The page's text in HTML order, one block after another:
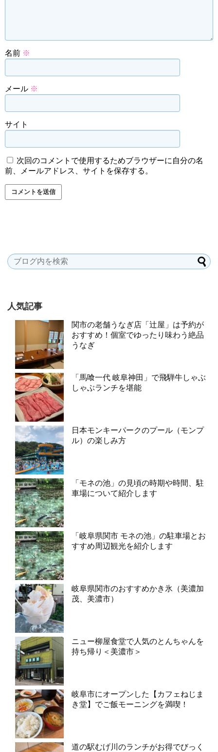
名前 ※
メール ※
サイト
次回のコメントで使用するためブラウザーに自分の名
前、メールアドレス、サイトを保存する。
人気記事
関市の老舗うなぎ店「辻屋」は予約が
おすすめ！個室でゆったり味わう絶品
うなぎ
「馬喰一代 岐阜神田」で飛騨牛しゃぶ
しゃぶランチを堪能
日本モンキーパークのプール（モンプ
ル）の楽しみ方
「モネの池」の見頃の時期や時間、駐
車場について紹介します
「岐阜県関市 モネの池」の駐車場とお
すすめ周辺観光を紹介します
岐阜県関市のおすすめかき氷（美濃加
茂、美濃市）
ニュー柳屋食堂で人気のとんちゃんを
持ち帰り＜美濃市＞
岐阜市にオープンした【カフェねじま
き堂】でご飯モーニングを満喫！
道の駅むげ川のランチがお得でびっく